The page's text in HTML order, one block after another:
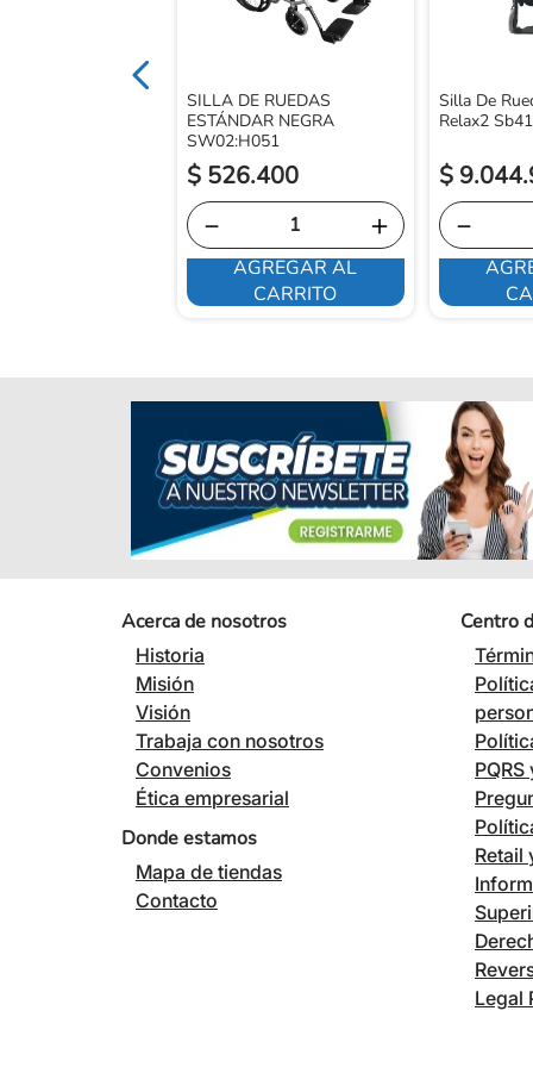
SILLA DE RUEDAS
ESTÁNDAR NEGRA
SW02:H051
$ 526.400
＋
－
AGREGAR AL
CARRITO
Silla De
Relax2 Sb41
$ 9.044.
－
Acerca de nosotros
Historia
Misión
Visión
Trabaja con nosotros
Convenios
Ética empresarial
Donde estamos
Mapa de tiendas
Contacto
Centro
Retail
Legal